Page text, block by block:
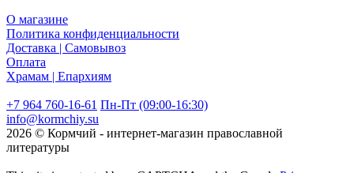
О магазине
Политика конфиденциальности
Доставка | Самовывоз
Оплата
Храмам | Епархиям
+7 964 760-16-61 Пн-Пт (09:00-16:30)
info@kormchiy.su
2026 © Кормчий - интернет-магазин православной
литературы